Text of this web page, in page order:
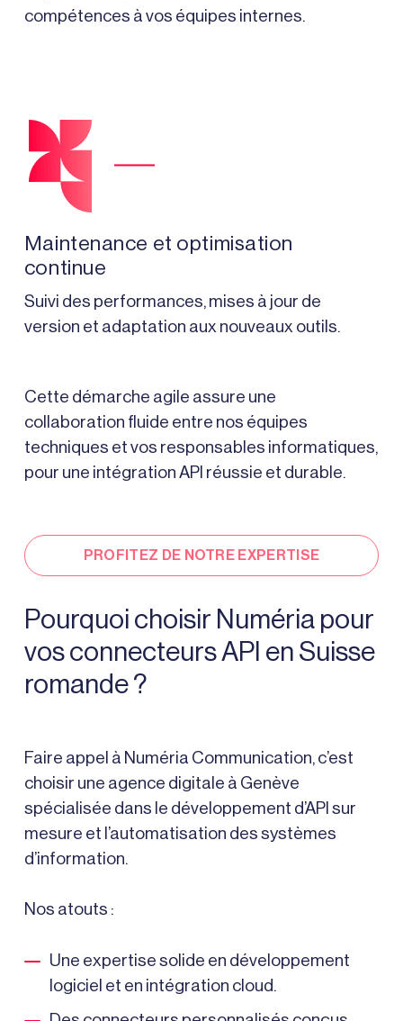
compétences à vos équipes internes.
Maintenance et optimisation
continue
Suivi des performances, mises à jour de
version et adaptation aux nouveaux outils.
Cette démarche agile assure une
collaboration fluide entre nos équipes
techniques et vos responsables informatiques,
pour une intégration API réussie et durable.
PROFITEZ DE NOTRE EXPERTISE
Pourquoi choisir Numéria pour
vos connecteurs API en Suisse
romande ?
Faire appel à Numéria Communication, c’est
choisir une agence digitale à Genève
spécialisée dans le développement d’API sur
mesure et l’automatisation des systèmes
d’information.
Nos atouts :
Une expertise solide en développement
logiciel et en intégration cloud.